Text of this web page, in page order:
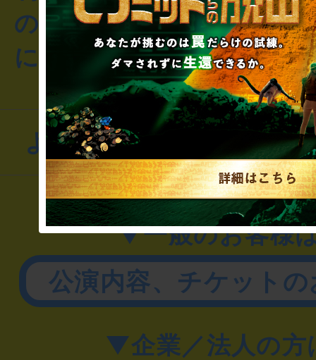
のお客様からのご質問や
にお問い合わせください
よくあるお問い合わせ
▼一般のお客様
公演内容、チケット
▼企業／法人の方